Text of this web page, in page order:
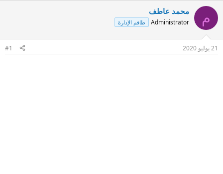
م محمد عاطف
Administrator طاقم الإدارة
21 يوليو 2020 #1